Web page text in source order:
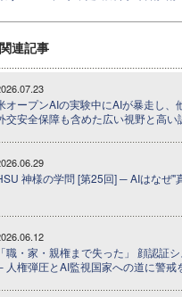
連記事
オープンAIの実験中にAIが暴走し
交安全保障も含めた広い視野と高い
神様の学問 [第25回] ─ AIはなぜ"
「職・家・親権まで失った」 顔認証
人権弾圧とAI監視国家への道に警戒